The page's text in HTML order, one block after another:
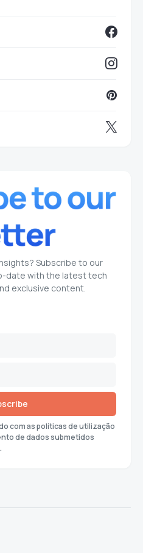
Subscribe to our
date with the latest tech
exclusive content.
com as políticas de utilização
de dados submetidos